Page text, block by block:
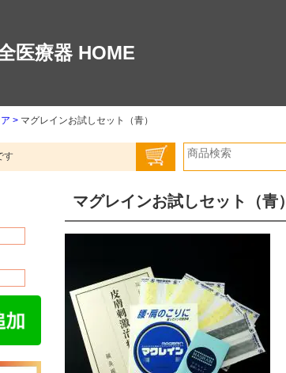
医療器 HOME
マグレインお試しセット（青）
す
マグレインお試しセット（青）